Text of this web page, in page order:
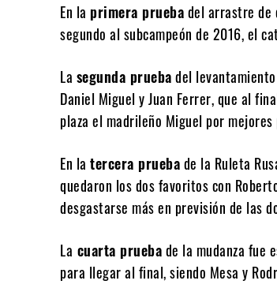
En la primera pruebadel arrastre de
segundo al subcampeón de 2016, el
La segunda pruebadel
Daniel Miguel y Juan Ferrer, que al
plaza el madrileño Miguel por
En la tercera pruebade la Ruleta
quedaron los dos favoritos con
desgastarse más en previsión de las
La cuarta pruebade la mudanza fue
para llegar al final, siendo Mesa y